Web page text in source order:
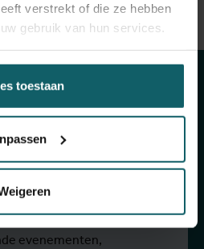
verstrekt of die ze hebben
gebruik van hun services.
toestaan
hoogte
algemene nieuwsbrief en
updates
onderzoek, projecten,
evenementen,